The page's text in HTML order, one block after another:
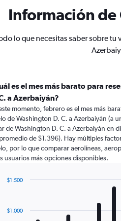
Información
lo que necesitas saber sobre
es el mes más barato para
a Azerbaiyán?
momento, febrero es el mes más
de Washington D. C. a Azerbaiyán (a
de Washington D. C. a Azerbaiyán en
de $1.396). Hay múltiples
por lo que comparar aerolíneas,
usuarios más opciones disponibles.
12$1.000
$1.500